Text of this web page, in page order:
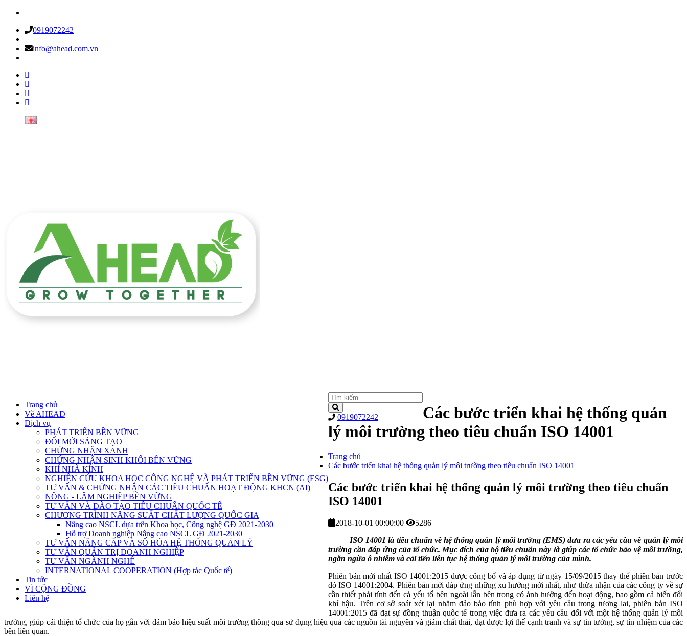
0919072242
info@ahead.com.vn
Trang chủ
Về AHEAD
Dịch vụ
PHÁT TRIỂN BỀN VỮNG
ĐỔI MỚI SÁNG TẠO
CHỨNG NHẬN XANH
CHỨNG NHẬN SINH KHỐI BỀN VỮNG
KHÍ NHÀ KÍNH
NGHIÊN CỨU KHOA HỌC CÔNG NGHỆ VÀ PHÁT TRIỂN BỀN VỮNG (ESG)
TƯ VẤN & CHỨNG NHẬN CÁC TIÊU CHUẨN HOẠT ĐỘNG KHCN (AI)
NÔNG - LÂM NGHIỆP BỀN VỮNG
TƯ VẤN VÀ ĐÀO TẠO TIÊU CHUẨN QUỐC TẾ
CHƯƠNG TRÌNH NĂNG SUẤT CHẤT LƯỢNG QUỐC GIA
Nâng cao NSCL dựa trên Khoa học, Công nghệ GĐ 2021-2030
Hỗ trợ Doanh nghiệp Nâng cao NSCL GĐ 2021-2030
TƯ VẤN NÂNG CẤP VÀ SỐ HÓA HỆ THỐNG QUẢN LÝ
TƯ VẤN QUẢN TRỊ DOANH NGHIỆP
TƯ VẤN NGÀNH NGHỀ
INTERNATIONAL COOPERATION (Hợp tác Quốc tế)
Tin tức
VÌ CỘNG ĐỒNG
Liên hệ
0919072242
Các bước triển khai hệ thống quản
lý môi trường theo tiêu chuẩn ISO 14001
Trang chủ
Các bước triển khai hệ thống quản lý môi trường theo tiêu chuẩn ISO 14001
Các bước triển khai hệ thống quản lý môi trường theo tiêu chuẩn
ISO 14001
2018-10-01 00:00:00
5286
ISO 14001 là tiêu chuẩn về hệ thống quản lý môi trường (EMS) đưa ra các yêu cầu về quản lý môi
trường cần đáp ứng của tổ chức. Mục đích của bộ tiêu chuẩn này là giúp các tổ chức bảo vệ môi trường,
ngăn ngừa ô nhiễm và cải tiến liên tục hệ thống quản lý môi trường của mình.
Phiên bản mới nhất ISO 14001:2015 được công bố và áp dụng từ ngày 15/09/2015 thay thế phiên bản trước
đó ISO 14001:2004. Phiên bản mới đáp ứng những xu hướng mới nhất, như thừa nhận của các công ty về sự
cần thiết phải tính đến cả yếu tố bên ngoài lẫn bên trong có ảnh hưởng đến hoạt động, bao gồm cả biến đổi
khí hậu. Trên cơ sở soát xét lại nhằm đảo bảo tính phù hợp với yêu cầu trong tương lai, phiên bản ISO
14001:2015 đã đạt sự đồng thuận quốc tế trong việc đưa ra các yêu cầu đối với một hệ thống quản lý môi
trường, giúp cải thiện tổ chức của họ gắn với đảm bảo hiệu suất môi trường thông qua sử dụng hiệu quả các nguồn tài nguyên và giảm chất thải, đạt được lợi thế cạnh tranh và sự tin tưởng, sự tín nhiệm của các
bên liên quan.